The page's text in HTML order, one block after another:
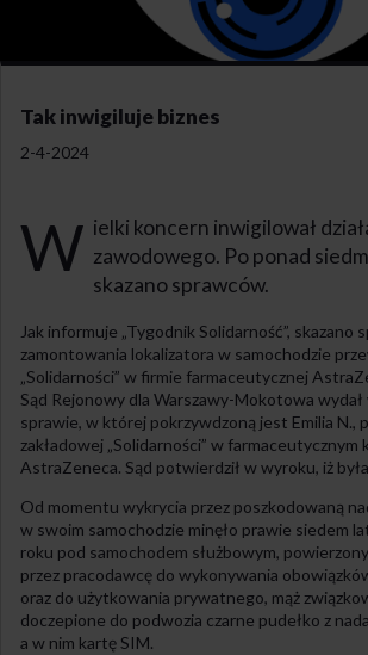
Tak inwigiluje biznes
2-4-2024
W ielki koncern inwigilował
zawodowego. Po ponad
skazano sprawców.
Jak informuje „Tygodnik Solidarność”, skazano
zamontowania lokalizatora w samochodzie
„Solidarności” w firmie farmaceutycznej
Sąd Rejonowy dla Warszawy-Mokotowa
sprawie, w której pokrzywdzoną jest Emilia N.,
zakładowej „Solidarności” w farmaceutycznym
AstraZeneca. Sąd potwierdził w wyroku, iż
Od momentu wykrycia przez poszkodowaną
w swoim samochodzie minęło prawie siedem
roku pod samochodem służbowym,
przez pracodawcę do wykonywania
oraz do użytkowania prywatnego, mąż
doczepione do podwozia czarne pudełko z
a w nim kartę SIM.